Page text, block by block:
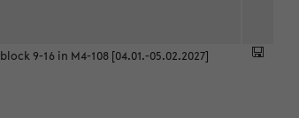
block 9-16 in M4-108 [04.01.-05.02.2027]